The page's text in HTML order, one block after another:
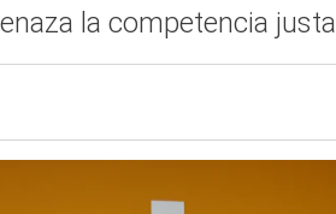
la competencia justa